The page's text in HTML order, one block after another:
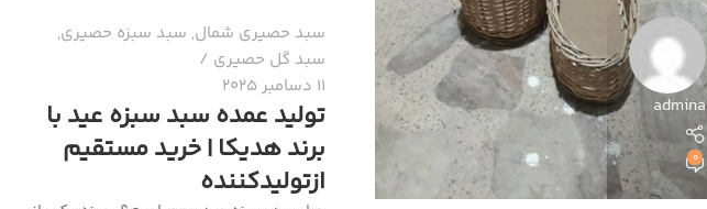
admina
0
سبد حصیری شمال, سبد سبزه حصیری,
سبد گل حصیری
11 دسامبر 2025
تولید عمده سبد سبزه عید با
برند هدیکا | خرید مستقیم
ازتولیدکننده